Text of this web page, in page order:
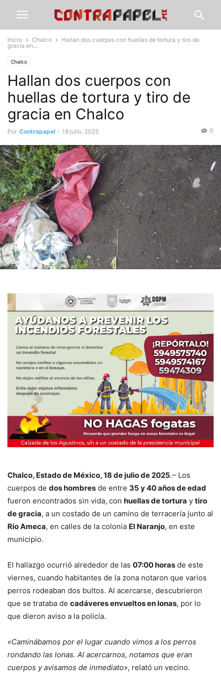
Inicio Chalco
Hallan dos cuerpos con huellas de tortura y tiro de
gracia en...
Chalco
Hallan dos cuerpos con
huellas de tortura y tiro de
gracia en Chalco
Por Contrapapel - 18 julio, 2025 0
Chalco, Estado de México, 18 de julio de 2025.– Los
cuerpos de dos hombres de entre 35 y 40 años de edad
fueron encontrados sin vida, con huellas de tortura y tiro
de gracia, a un costado de un camino de terracería junto al
Río Ameca, en calles de la colonia El Naranjo, en este
municipio.
El hallazgo ocurrió alrededor de las 07:00 horas de este
viernes, cuando habitantes de la zona notaron que varios
perros rodeaban dos bultos. Al acercarse, descubrieron
que se trataba de cadáveres envueltos en lonas, por lo
que dieron aviso a la policía.
«Caminábamos por el lugar cuando vimos a los perros
rondando las lonas. Al acercarnos, notamos que eran
cuerpos y avisamos de inmediato», relató un vecino.